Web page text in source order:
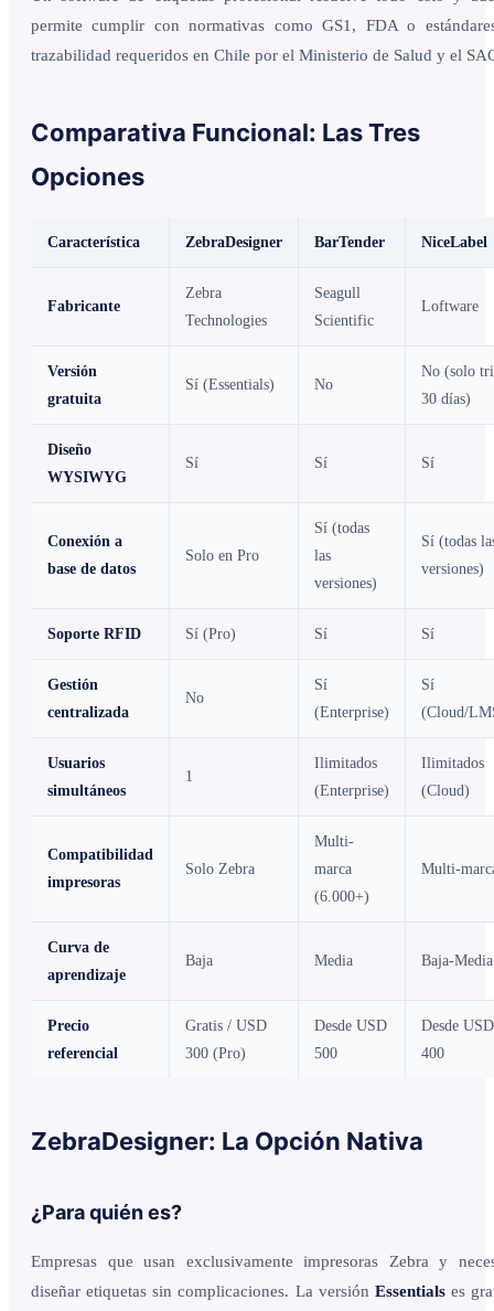
permite cumplir con normativas como GS1, FDA o
trazabilidad requeridos en Chile por el Ministerio de Salud y el
Comparativa Funcional: Las Tres
Opciones
Característica ZebraDesigner BarTender NiceLabel
Fabricante
Zebra
Technologies
Seagull
Scientific
Loftware
Versión
gratuita
Sí (Essentials) No
No (solo
30 días)
Diseño
WYSIWYG
Sí Sí Sí
Conexión a
base de datos
Solo en Pro
Sí (todas
las
versiones)
Sí (todas
versiones)
Soporte RFID Sí (Pro) Sí Sí
Gestión
centralizada
No
Sí
(Enterprise)
Sí
(Cloud/
Usuarios
simultáneos
1
Ilimitados
(Enterprise)
Ilimitados
(Cloud)
Compatibilidad
impresoras
Solo Zebra
Multi-
marca
(6.000+)
Multi-
Curva de
aprendizaje
Baja Media Baja-Media
Precio
referencial
Gratis / USD
300 (Pro)
Desde USD
500
Desde USD
400
ZebraDesigner: La Opción Nativa
¿Para quién es?
Empresas que usan exclusivamente impresoras Zebra y
diseñar etiquetas sin complicaciones. La versión Essentialses